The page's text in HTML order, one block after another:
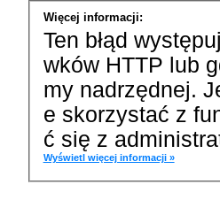
Więcej informacji:
Ten błąd
wków HTTP lub
my nadrzędnej.
e skorzystać z
ć się z
Wyświetl więcej informacji »